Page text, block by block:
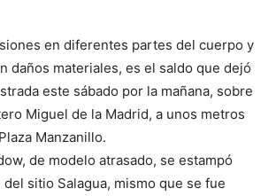
en diferentes partes del cuerpo y
daños materiales, es el saldo que dejó
este sábado por la mañana, sobre
Miguel de la Madrid, a unos metros
Manzanillo.
de modelo atrasado, se estampó
sitio Salagua, mismo que se fue